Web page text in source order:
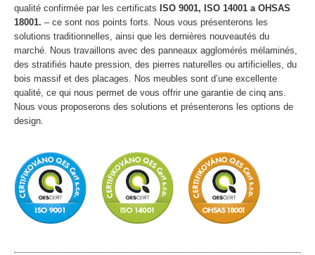
qualité confirmée par les certificats ISO 9001, ISO 14001 a OHSAS
18001. – ce sont nos points forts. Nous vous présenterons les
solutions traditionnelles, ainsi que les dernières nouveautés du
marché. Nous travaillons avec des panneaux agglomérés mélaminés,
des stratifiés haute pression, des pierres naturelles ou artificielles, du
bois massif et des placages. Nos meubles sont d’une excellente
qualité, ce qui nous permet de vous offrir une garantie de cinq ans.
Nous vous proposerons des solutions et présenterons les options de
design.